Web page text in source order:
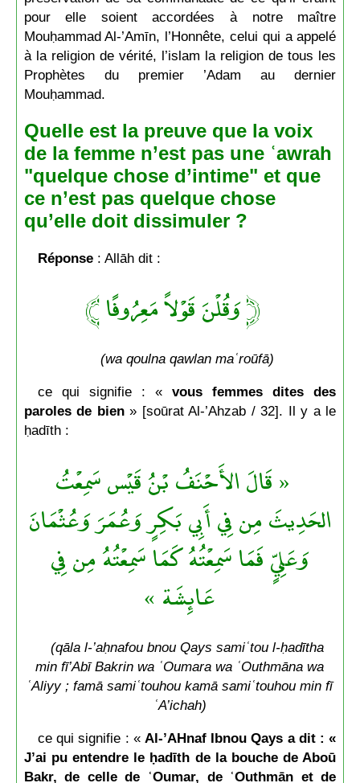
pour elle soient accordées à notre maître
Mouḥammad Al-’Amīn, l’Honnête, celui qui a appelé
à la religion de vérité, l’islam la religion de tous les
Prophètes du premier ’Adam au dernier
Mouḥammad.
Quelle est la preuve que la voix
de la femme n’est pas une ʿawrah
"quelque chose d’intime" et que
ce n’est pas quelque chose
qu’elle doit dissimuler ?
Réponse: Allāh dit :
﴿ وَقُلْنَ قَوْلاً مَعِرُوفًا ﴾
(wa qoulna qawlan maʿroūfā)
ce qui signifie : «vous femmes dites des
paroles de bien» [soūrat Al-’Ahzab / 32]. Il y a le
ḥadīth :
« قَالَ الأَحْنَفُ بْنُ قَيْس سَمِعْتُ
الحَدِيثَ مِن فِي أَبِي بَكِرٍ وَعُمَرَ وَعُثْمَانَ
وَعَلِيٍّ فَمَا سَمِعْتُهُ كَمَا سَمِعْتُهُ مِن فِي
عَائِشَة »
(qāla l-’aḥnafou bnou Qays samiʿtou l-ḥadītha
min fī’Abī Bakrin wa ʿOumara wa ʿOuthmāna wa
ʿAliyy ; famā samiʿtouhou kamā samiʿtouhou min fī
ʿA’ichah)
ce qui signifie : « Al-’AHnaf Ibnou Qays a dit : «
J’ai pu entendre le ḥadīth de la bouche de Aboū
Bakr, de celle de ʿOumar, de ʿOuthmān et de